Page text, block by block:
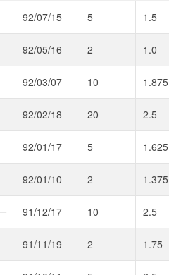
92/07/15 5 1.5
92/05/16 2 1.0
92/03/07 10 1.875
92/02/18 20 2.5
92/01/17 5 1.625
92/01/10 2 1.375
91/12/17 10 2.5
91/11/19 2 1.75